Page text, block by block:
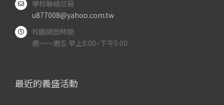
學校聯絡信箱
u877008@yahoo.com.tw
校園開放時間
週一～週五 早上8:00~下午5:00
最近的義盛活動